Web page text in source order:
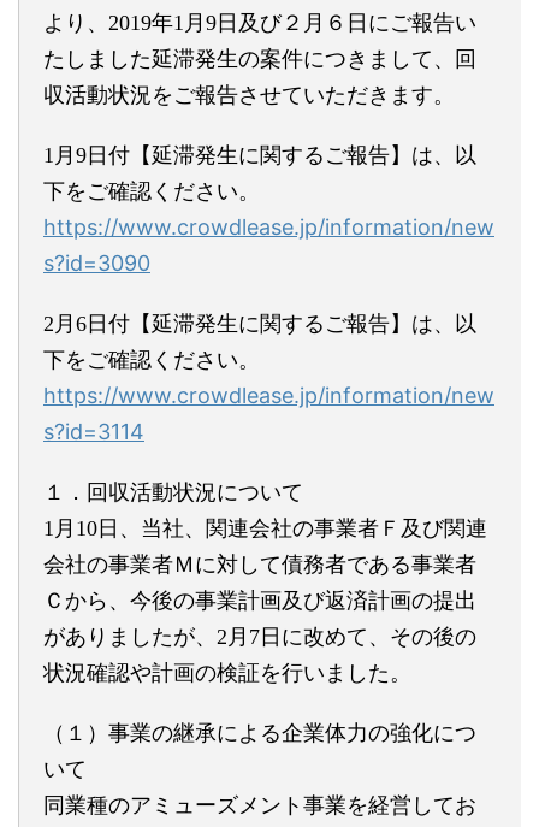
より、2019年1月9日及び２月６日 にご報告い
たしました延滞発生の案件につきまして、回
収活動状況をご報告させていただきます。
1月9日付【延滞発生に関するご報告】は、以
下をご確認ください。
https://www.crowdlease.jp/information/new
s?id=3090
2月6日付【延滞発生に関するご報告】は、以
下をご確認ください。
https://www.crowdlease.jp/information/new
s?id=3114
１．回収活動状況について
1月10日、当社、関連会社の事業者Ｆ及び関連
会社の事業者Ｍに対して債務者である事業者
Ｃから、今後の事業計画及び返済計画の提出
がありましたが、2月7日に改めて、その後の
状況確認や計画の検証を行いました。
（１）事業の継承による企業体力の強化につ
いて
同業種のアミューズメント事業を経営してお